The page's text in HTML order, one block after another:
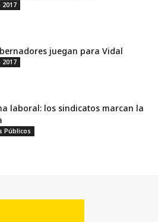
2017
juegan para Vidal
2017
laboral: los sindicatos marcan la
Públicos